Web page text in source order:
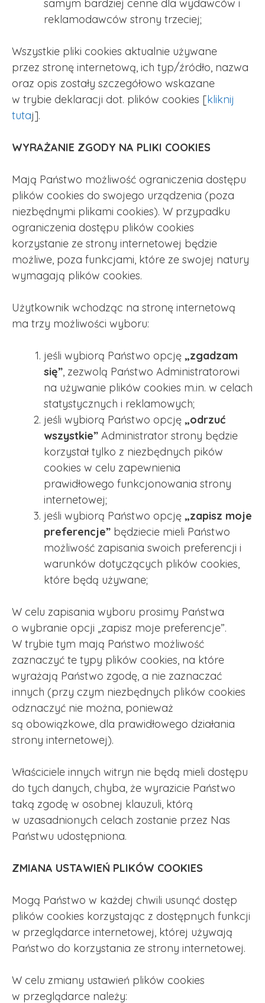
samym bardziej cenne dla wydawców i
reklamodawców strony trzeciej;
Wszystkie pliki cookies aktualnie używane
przez stronę internetową, ich typ/źródło, nazwa
oraz opis zostały szczegółowo wskazane
w trybie deklaracji dot. plików cookies [kliknij
tutaj].
WYRAŻANIE ZGODY NA PLIKI COOKIES
Mają Państwo możliwość ograniczenia dostępu
plików cookies do swojego urządzenia (poza
niezbędnymi plikami cookies). W przypadku
ograniczenia dostępu plików cookies
korzystanie ze strony internetowej będzie
możliwe, poza funkcjami, które ze swojej natury
wymagają plików cookies.
Użytkownik wchodząc na stronę internetową
ma trzy możliwości wyboru:
jeśli wybiorą Państwo opcję „zgadzam
się”, zezwolą Państwo Administratorowi
na używanie plików cookies m.in. w celach
statystycznych i reklamowych;
jeśli wybiorą Państwo opcję „odrzuć
wszystkie” Administrator strony będzie
korzystał tylko z niezbędnych pików
cookies w celu zapewnienia
prawidłowego funkcjonowania strony
internetowej;
jeśli wybiorą Państwo opcję „zapisz moje
preferencje” będziecie mieli Państwo
możliwość zapisania swoich preferencji i
warunków dotyczących plików cookies,
które będą używane;
W celu zapisania wyboru prosimy Państwa
o wybranie opcji „zapisz moje preferencje”.
W trybie tym mają Państwo możliwość
zaznaczyć te typy plików cookies, na które
wyrażają Państwo zgodę, a nie zaznaczać
innych (przy czym niezbędnych plików cookies
odznaczyć nie można, ponieważ
są obowiązkowe, dla prawidłowego działania
strony internetowej).
Właściciele innych witryn nie będą mieli dostępu
do tych danych, chyba, że wyrazicie Państwo
taką zgodę w osobnej klauzuli, którą
w uzasadnionych celach zostanie przez Nas
Państwu udostępniona.
ZMIANA USTAWIEŃ PLIKÓW COOKIES
Mogą Państwo w każdej chwili usunąć dostęp
plików cookies korzystając z dostępnych funkcji
w przeglądarce internetowej, której używają
Państwo do korzystania ze strony internetowej.
W celu zmiany ustawień plików cookies
w przeglądarce należy: